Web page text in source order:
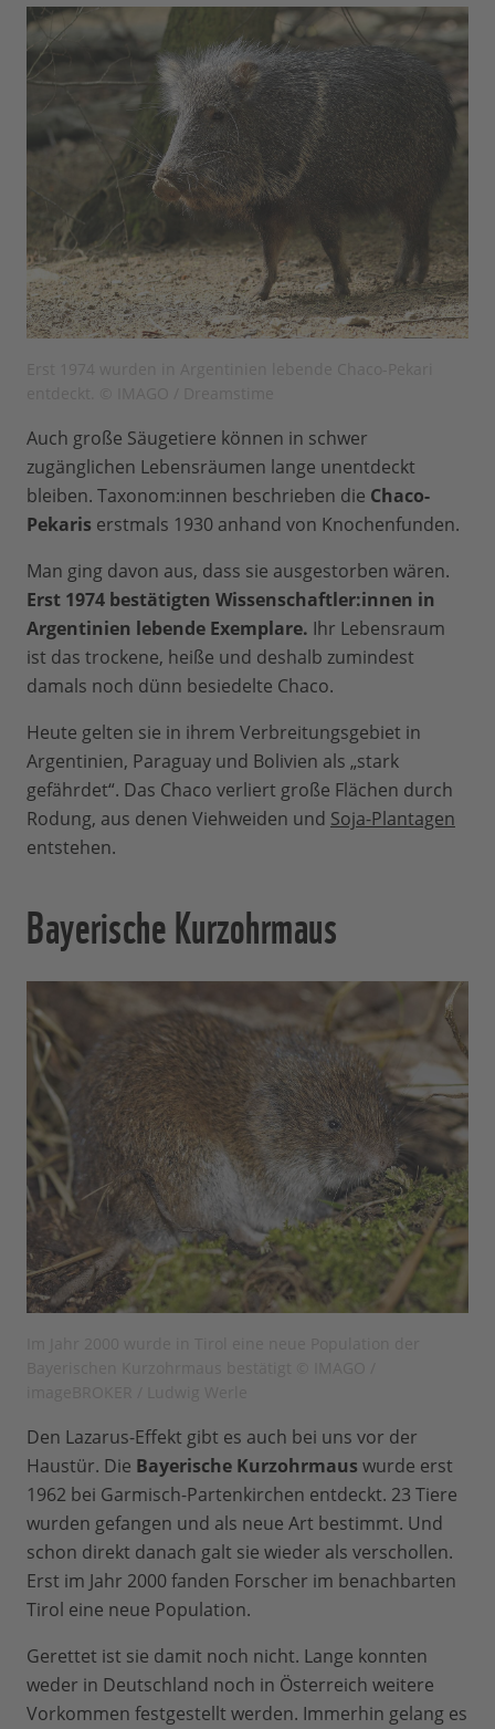
Auch große Säugetiere können in schwer
zugänglichen Lebensräumen lange unentdeckt
bleiben. Taxonom:innen beschrieben die Chaco-
Pekaris erstmals 1930 anhand von Knochenfunden.
Man ging davon aus, dass sie ausgestorben wären.
Erst 1974 bestätigten Wissenschaftler:innen in
Argentinien lebende Exemplare. Ihr Lebensraum
ist das trockene, heiße und deshalb zumindest
damals noch dünn besiedelte Chaco.
Heute gelten sie in ihrem Verbreitungsgebiet in
Argentinien, Paraguay und Bolivien als „stark
gefährdet“. Das Chaco verliert große Flächen durch
Rodung, aus denen Viehweiden und Soja-Plantagen
entstehen.
Bayerische Kurzohrmaus
Den Lazarus-Effekt gibt es auch bei uns vor der
Haustür. Die Bayerische Kurzohrmaus wurde erst
1962 bei Garmisch-Partenkirchen entdeckt. 23 Tiere
wurden gefangen und als neue Art bestimmt. Und
schon direkt danach galt sie wieder als verschollen.
Erst im Jahr 2000 fanden Forscher im benachbarten
Tirol eine neue Population.
Gerettet ist sie damit noch nicht. Lange konnten
weder in Deutschland noch in Österreich weitere
Vorkommen festgestellt werden. Immerhin gelang es